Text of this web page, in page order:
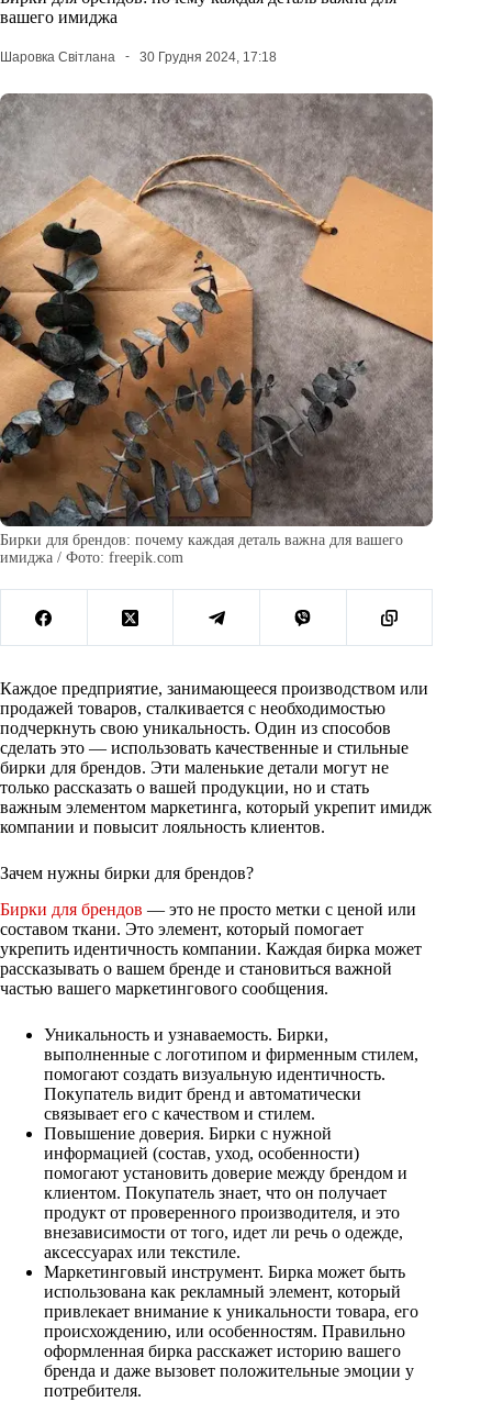
вашего имиджа
Шаровка Світлана 30 Грудня 2024, 17:18
Бирки для брендов: почему каждая деталь важна для вашего
имиджа / Фото: freepik.com
Каждое предприятие, занимающееся производством или
продажей товаров, сталкивается с необходимостью
подчеркнуть свою уникальность. Один из способов
сделать это — использовать качественные и стильные
бирки для брендов. Эти маленькие детали могут не
только рассказать о вашей продукции, но и стать
важным элементом маркетинга, который укрепит имидж
компании и повысит лояльность клиентов.
Зачем нужны бирки для брендов?
Бирки для брендов — это не просто метки с ценой или
составом ткани. Это элемент, который помогает
укрепить идентичность компании. Каждая бирка может
рассказывать о вашем бренде и становиться важной
частью вашего маркетингового сообщения.
Уникальность и узнаваемость. Бирки,
выполненные с логотипом и фирменным стилем,
помогают создать визуальную идентичность.
Покупатель видит бренд и автоматически
связывает его с качеством и стилем.
Повышение доверия. Бирки с нужной
информацией (состав, уход, особенности)
помогают установить доверие между брендом и
клиентом. Покупатель знает, что он получает
продукт от проверенного производителя, и это
внезависимости от того, идет ли речь о одежде,
аксессуарах или текстиле.
Маркетинговый инструмент. Бирка может быть
использована как рекламный элемент, который
привлекает внимание к уникальности товара, его
происхождению, или особенностям. Правильно
оформленная бирка расскажет историю вашего
бренда и даже вызовет положительные эмоции у
потребителя.